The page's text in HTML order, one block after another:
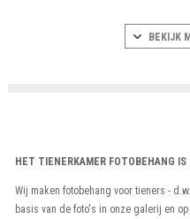
BEKIJK
HET TIENERKAMER FOTOBEHANG IS
Wij maken fotobehang voor tieners -
basis van de foto's in onze galerij en